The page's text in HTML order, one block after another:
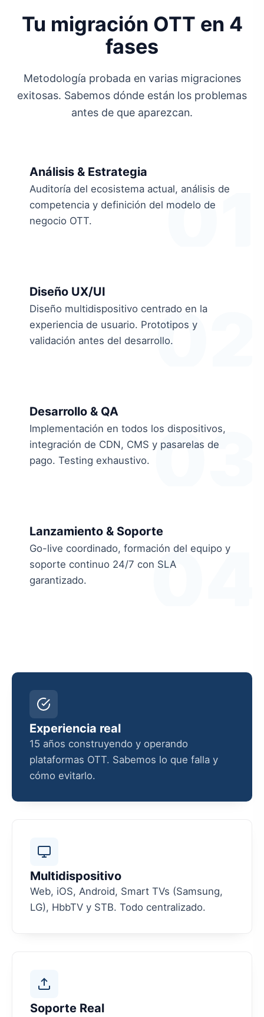
Tu migración OTT en 4
fases
Metodología probada en varias migraciones
exitosas. Sabemos dónde están los problemas
antes de que aparezcan.
01
Análisis & Estrategia
Auditoría del ecosistema actual, análisis de
competencia y definición del modelo de
negocio OTT.
02
Diseño UX/UI
Diseño multidispositivo centrado en la
experiencia de usuario. Prototipos y
validación antes del desarrollo.
03
Desarrollo & QA
Implementación en todos los dispositivos,
integración de CDN, CMS y pasarelas de
pago. Testing exhaustivo.
04
Lanzamiento & Soporte
Go-live coordinado, formación del equipo y
soporte continuo 24/7 con SLA
garantizado.
Experiencia real
15 años construyendo y operando
plataformas OTT. Sabemos lo que falla y
cómo evitarlo.
Multidispositivo
Web, iOS, Android, Smart TVs (Samsung,
LG), HbbTV y STB. Todo centralizado.
Soporte Real